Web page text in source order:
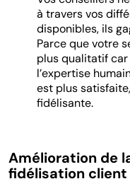
à travers vos
disponibles, ils
Parce que votre
plus qualitatif
l’expertise
est plus
fidélisante.
Amélioration de
fidélisation client